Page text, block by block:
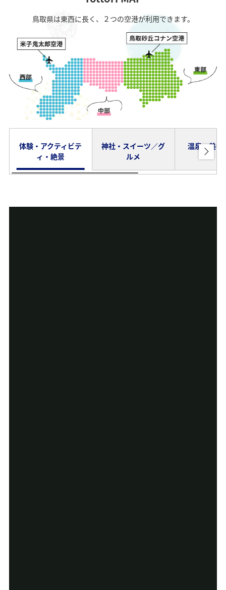
鳥取県は東西に長く、２つの空港が利用できます。
体験・アクティビテ
ィ・絶景
神社・スイーツ／グ
ルメ
温泉・美術